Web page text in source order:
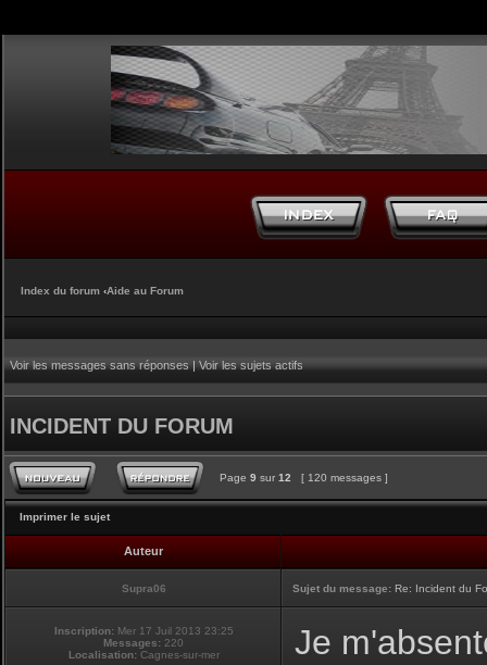
Index du forum ‹Aide au Forum
Voir les messages sans réponses|Voir les sujets actifs
INCIDENT DU FORUM
Page 9 sur 12 [ 120 messages ]
Imprimer le sujet
Auteur
Supra06 Sujet du message: Re: Incident du
Inscription: Mer 17 Juil 2013 23:25
Messages: 220
Localisation:Cagnes-sur-mer
Je